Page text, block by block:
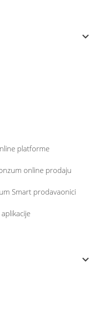
platforme
online prodaju
Smart prodavaonici